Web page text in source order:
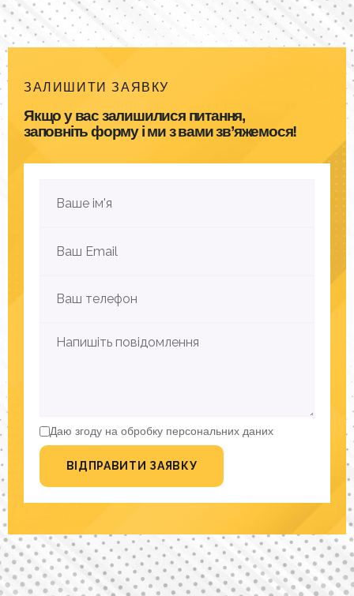
ЗАЛИШИТИ ЗАЯВКУ
Якщо у вас залишилися питання,
заповніть форму і ми з вами зв’яжемося!
Даю згоду на обробку персональних даних
ВІДПРАВИТИ ЗАЯВКУ